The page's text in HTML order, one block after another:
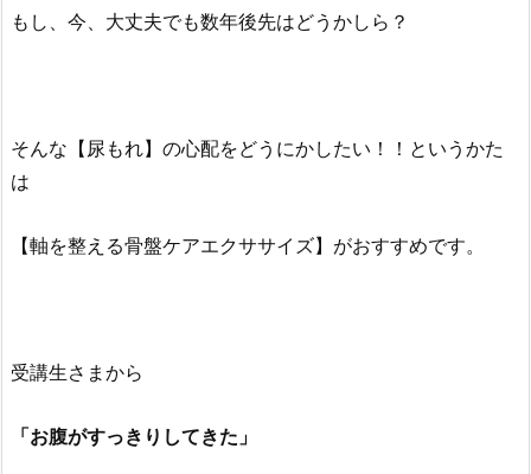
もし、今、大丈夫でも数年後先はどうかしら？
そんな【尿もれ】の心配をどうにかしたい！！というかた
は
【軸を整える骨盤ケアエクササイズ】がおすすめです。
受講生さまから
「お腹がすっきりしてきた」